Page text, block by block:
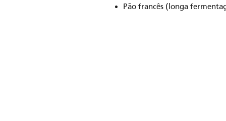
Pão francês (longa